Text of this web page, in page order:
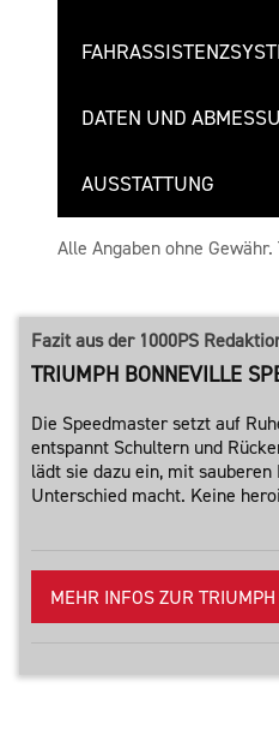
DATEN UND
AUSSTATTUNG
Alle Angaben ohne
Fazit aus der 1000PS
TRIUMPH BONNEVILLE
Die Speedmaster setzt auf
entspannt Schultern und
lädt sie dazu ein, mit
Unterschied macht. Keine
MEHR INFOS ZUR